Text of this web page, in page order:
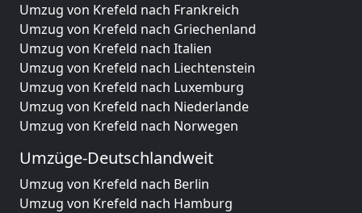
Umzug von Krefeld nach Frankreich
Umzug von Krefeld nach Griechenland
Umzug von Krefeld nach Italien
Umzug von Krefeld nach Liechtenstein
Umzug von Krefeld nach Luxemburg
Umzug von Krefeld nach Niederlande
Umzug von Krefeld nach Norwegen
Umzüge-Deutschlandweit
Umzug von Krefeld nach Berlin
Umzug von Krefeld nach Hamburg